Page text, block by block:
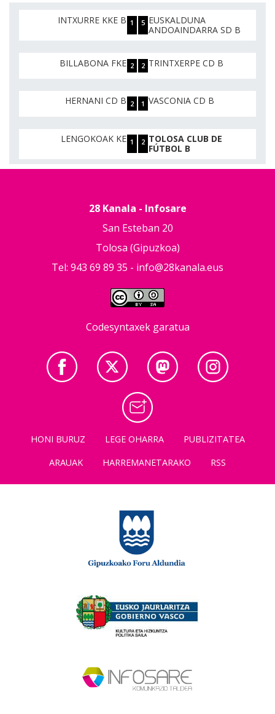
INTXURRE KKE B 1 5 EUSKALDUNA
ANDOAINDARRA SD B
BILLABONA FKE 2 2 TRINTXERPE CD B
HERNANI CD B 2 1 VASCONIA CD B
LENGOKOAK KE 1 2 TOLOSA CLUB DE
FÚTBOL B
28 Kanala - Infosare
San Esteban 20
Tolosa (Gipuzkoa)
Tel: 943 69 89 35 - info@28kanala.eus
Codesyntaxek garatua
HONI BURUZ LEGE OHARRA
PUBLIZITATEA
ARAUAK
HARREMANETARAKO RSS